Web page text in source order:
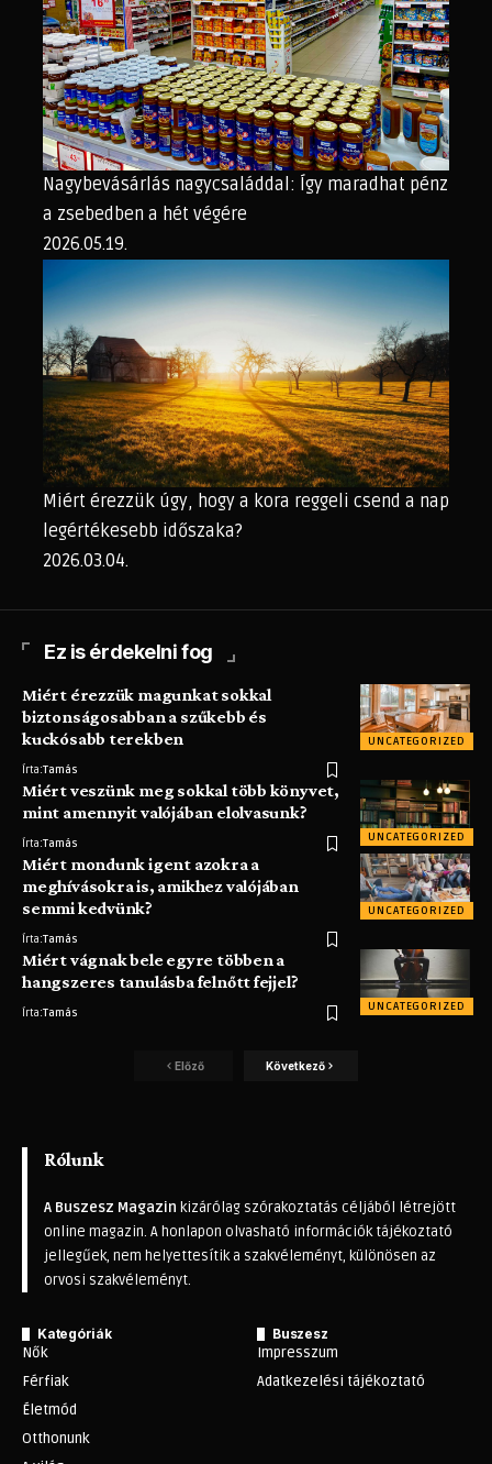
Nagybevásárlás nagycsaláddal: Így maradhat pénz
a zsebedben a hét végére
2026.05.19.
Miért érezzük úgy, hogy a kora reggeli csend a nap
legértékesebb időszaka?
2026.03.04.
Ez is érdekelni fog
UNCATEGORIZED
Miért érezzük magunkat sokkal
biztonságosabban a szűkebb és
kuckósabb terekben
Írta:Tamás
UNCATEGORIZED
Miért veszünk meg sokkal több könyvet,
mint amennyit valójában elolvasunk?
Írta:Tamás
UNCATEGORIZED
Miért mondunk igent azokra a
meghívásokra is, amikhez valójában
semmi kedvünk?
Írta:Tamás
UNCATEGORIZED
Miért vágnak bele egyre többen a
hangszeres tanulásba felnőtt fejjel?
Írta:Tamás
Előző Következő
Rólunk
A Buszesz Magazin kizárólag szórakoztatás céljából létrejött
online magazin. A honlapon olvasható információk tájékoztató
jellegűek, nem helyettesítik a szakvéleményt, különösen az
orvosi szakvéleményt.
Kategóriák
Nők
Férfiak
Életmód
Otthonunk
Buszesz
Impresszum
Adatkezelési tájékoztató